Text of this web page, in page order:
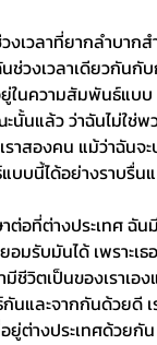
วงเวลาที่ยากลำบ
นช่วงเวลาเดียวกั
ในความสัมพันธ์แบ
นแล้ว ว่าฉันไม่ใช่พ
ราสองคน แม้ว่าฉั
บนี้ได้อย่างราบรื่น
าต่อที่ต่างประเทศ
ยอมรับมันได้ เพรา
ชีวิตเป็นของเราเ
และจากกันด้วยดี
ต่างประเทศด้วยกัน